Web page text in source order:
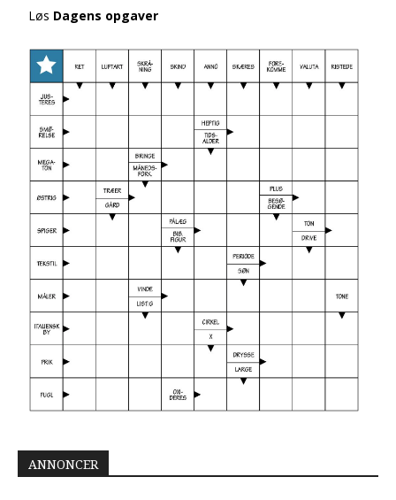
Løs Dagens opgaver
ANNONCER